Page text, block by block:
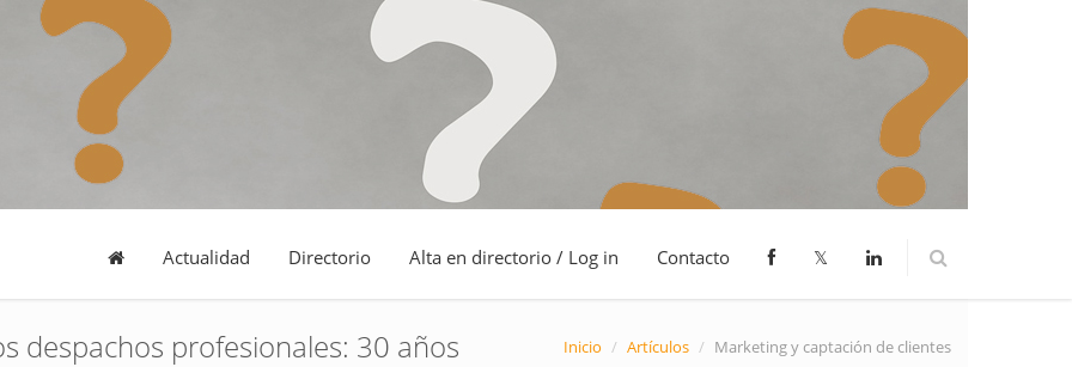
Actualidad Directorio Alta en directorio / Log in Contacto 𝕏
despachos profesionales: 30 años Inicio / Artículos / Marketing y captación de clientes